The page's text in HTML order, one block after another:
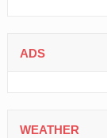
ADS
WEATHER